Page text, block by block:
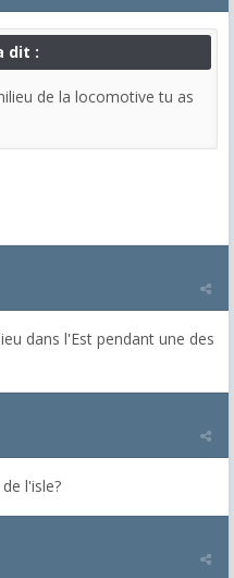
dit :
de la locomotive tu as
dans l'Est pendant une des
l'isle?